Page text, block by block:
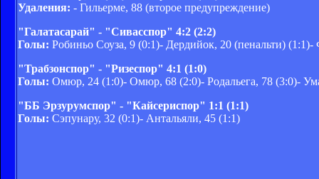
Удаления: - Гильерме, 88 (второе предупреждение)
"Галатасарай" - "Сивасспор" 4:2 (2:2)
Голы: Робиньо Соуза, 9 (0:1)- Дердийок, 20 (пенальти)
"Трабзонспор" - "Ризеспор" 4:1 (1:0)
Голы: Омюр, 24 (1:0)- Омюр, 68 (2:0)- Родальега, 78 (3:0)-
"ББ Эрзурумспор" - "Кайсериспор" 1:1 (1:1)
Голы: Сэпунару, 32 (0:1)- Антальяли, 45 (1:1)